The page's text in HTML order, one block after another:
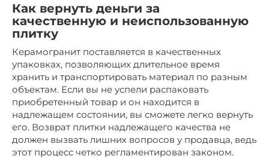
Как вернуть деньги за
качественную и неиспользованную
плитку
Керамогранит поставляется в качественных
упаковках, позволяющих длительное время
хранить и транспортировать материал по разным
объектам. Если вы не успели распаковать
приобретенный товар и он находится в
надлежащем состоянии, вы сможете легко вернуть
его. Возврат плитки надлежащего качества не
должен вызвать лишних вопросов у продавца, ведь
этот процесс четко регламентирован законом.